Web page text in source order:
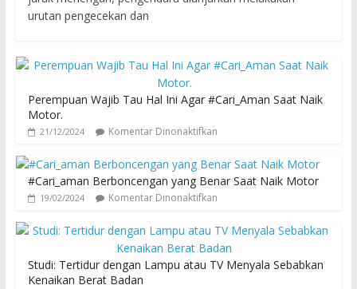
urutan pengecekan dan
Perempuan Wajib Tau Hal Ini Agar #Cari_Aman Saat Naik
Motor.
21/12/2024 Komentar Dinonaktifkan
#Cari_aman Berboncengan yang Benar Saat Naik Motor
19/02/2024 Komentar Dinonaktifkan
Studi: Tertidur dengan Lampu atau TV Menyala Sebabkan
Kenaikan Berat Badan